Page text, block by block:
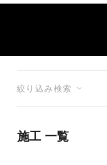
絞り込み検索
施工 一覧